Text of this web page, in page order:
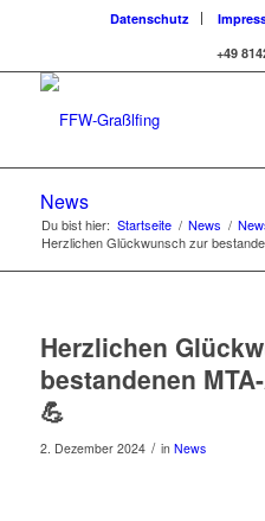
Datenschutz
+49
News
Du bist hier: Startseite / News /
Herzlichen Glückwunsch zur
Herzlichen
bestandenen
💪
2. Dezember 2024 / in News